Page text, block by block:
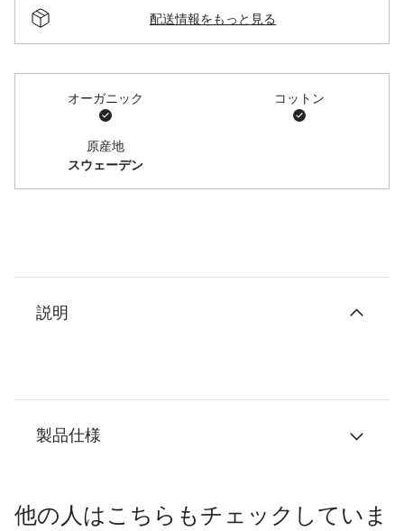
配送情報をもっと見る
オーガニック コットン
原産地
スウェーデン
説明
製品仕様
他の人はこちらもチェックしていま